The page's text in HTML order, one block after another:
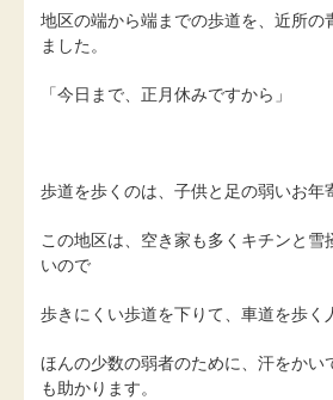
地区の端から端までの歩道を、近所の
ました。
「今日まで、正月休みですから」
歩道を歩くのは、子供と足の弱いお年
この地区は、空き家も多くキチンと雪
いので
歩きにくい歩道を下りて、車道を歩く
ほんの少数の弱者のために、汗をかい
も助かります。